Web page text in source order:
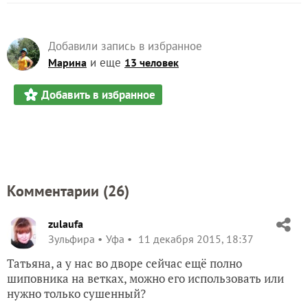
Добавили запись в избранное
Марина и еще 13 человек
Добавить в избранное
Комментарии (26)
zulaufa
Зульфира
Уфа 11 декабря 2015, 18:37
Татьяна, а у нас во дворе сейчас ещё полно
шиповника на ветках, можно его использовать или
нужно только сушенный?